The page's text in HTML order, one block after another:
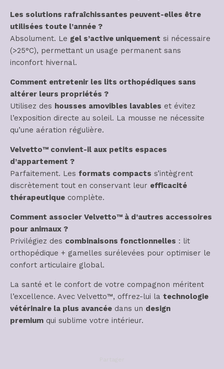
Les solutions rafraîchissantes peuvent-elles être
utilisées toute l’année ?
Absolument. Le gel s’active uniquement si nécessaire
(>25°C), permettant un usage permanent sans
inconfort hivernal.
Comment entretenir les lits orthopédiques sans
altérer leurs propriétés ?
Utilisez des housses amovibles lavables et évitez
l’exposition directe au soleil. La mousse ne nécessite
qu’une aération régulière.
Velvetto™ convient-il aux petits espaces
d’appartement ?
Parfaitement. Les formats compacts s’intègrent
discrètement tout en conservant leur efficacité
thérapeutique complète.
Comment associer Velvetto™ à d’autres accessoires
pour animaux ?
Privilégiez des combinaisons fonctionnelles : lit
orthopédique + gamelles surélevées pour optimiser le
confort articulaire global.
La santé et le confort de votre compagnon méritent
l’excellence. Avec Velvetto™, offrez-lui la technologie
vétérinaire la plus avancée dans un design
premium qui sublime votre intérieur.